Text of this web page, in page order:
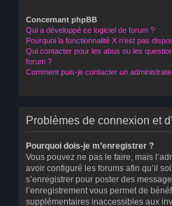
Concernant phpBB
Qui a développé ce logiciel de forum ?
Pourquoi la fonctionnalité X n’est pas
Qui contacter pour les abus ou les
forum ?
Comment puis-je contacter un
Problèmes de connexion et
Pourquoi dois-je m’enregistrer ?
Vous pouvez ne pas le faire, mais
avoir configuré les forums afin qu’il
s’enregistrer pour poster des
l’enregistrement vous permet de
supplémentaires inaccessibles aux